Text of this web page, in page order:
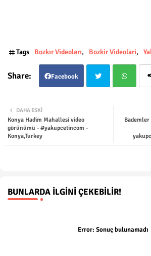
Tags Bozkır Videoları Bozkir Videolari
Facebook
tsap
Bademler
DAHA ESKI
Konya Hadim Mahallesi video
görünümü - #yakupcetincom -
Konya,Turkey
BUNLARDA İLGINI ÇEKEBILIR!
Error: Sonuç bulunamadı